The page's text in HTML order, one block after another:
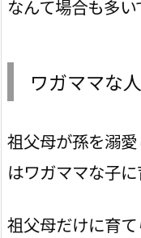
なんて場合も多い
ワガママな
祖父母が孫を溺
はワガママな子に
祖父母だけに育